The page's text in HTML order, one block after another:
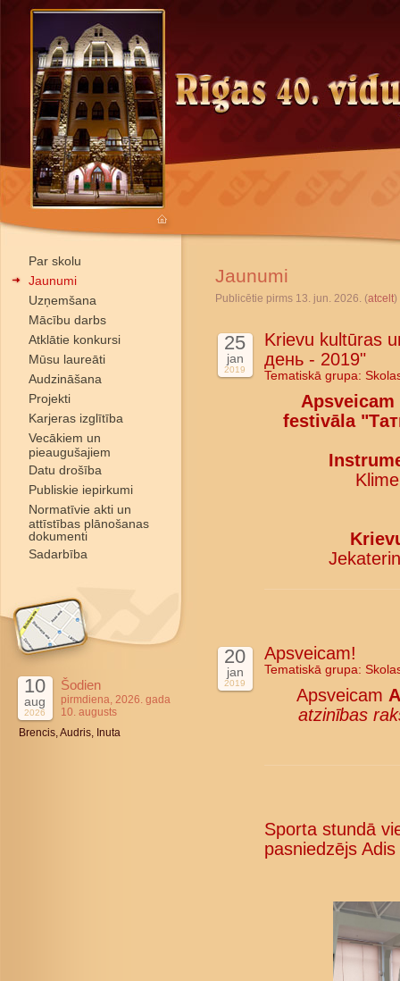
Par skolu
Jaunumi
Uzņemšana
Mācību darbs
Atklātie konkursi
Mūsu laureāti
Audzināšana
Projekti
Karjeras izglītība
Vecākiem un
pieaugušajiem
Datu drošība
Publiskie iepirkumi
Normatīvie akti un
attīstības plānošanas
dokumenti
Sadarbība
10
aug
2026
Šodien
pirmdiena, 2026. gada
10. augusts
Brencis, Audris, Inuta
Jaunumi
Publicētie pirms 13. jun. 2026. (atcelt)
25
jan
2019
Krievu kultūras
день - 2019"
Tematiskā grupa:
festivāla
20
jan
2019
Apsveicam!
Tematiskā grupa:
Apsveicam
atzinības
Sporta stundā
pasniedzējs